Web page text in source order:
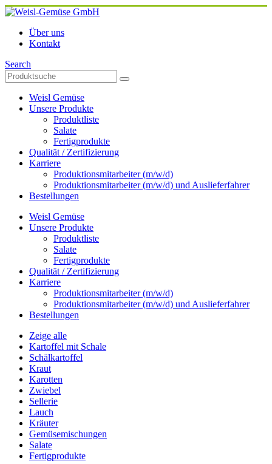
Über uns
Kontakt
Search
Weisl Gemüse
Unsere Produkte
Produktliste
Salate
Fertigprodukte
Qualität / Zertifizierung
Karriere
Produktionsmitarbeiter (m/w/d)
Produktionsmitarbeiter (m/w/d) und Auslieferfahrer
Bestellungen
Weisl Gemüse
Unsere Produkte
Produktliste
Salate
Fertigprodukte
Qualität / Zertifizierung
Karriere
Produktionsmitarbeiter (m/w/d)
Produktionsmitarbeiter (m/w/d) und Auslieferfahrer
Bestellungen
Zeige alle
Kartoffel mit Schale
Schälkartoffel
Kraut
Karotten
Zwiebel
Sellerie
Lauch
Kräuter
Gemüsemischungen
Salate
Fertigprodukte